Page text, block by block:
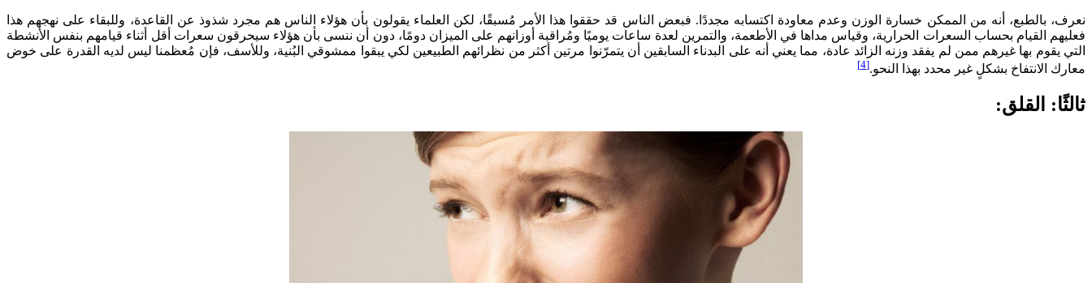
نعرف، بالطبع، أنه من الممكن خسارة الوزن وعدم معاودة اكتسابه مجددًا. فبعض الناس قد حققوا هذا الأمر مُسبقًا، لكن العلماء يقولون بأن هؤلاء الناس هم مجرد شذوذ عن القاعدة، وللبقاء على نهجهم هذا
فعليهم القيام بحساب السعرات الحرارية، وقياس مداها في الأطعمة، والتمرين لعدة ساعات يوميًا ومُراقبة أوزانهم على الميزان دومًا، دون أن ننسى بأن هؤلاء سيحرقون سعرات أقل أثناء قيامهم بنفس الأنشطة
التي يقوم بها غيرهم ممن لم يفقد وزنه الزائد عادة، مما يعني أنه على البدناء السابقين أن يتمرّنوا مرتين أكثر من نظرائهم الطبيعين لكي يبقوا ممشوقي البُنية، وللأسف، فإن مُعظمنا ليس لديه القدرة على خوض
معارك الانتفاخ بشكلٍ غير محدد بهذا النحو.[4]
ثالثًا: القلق: